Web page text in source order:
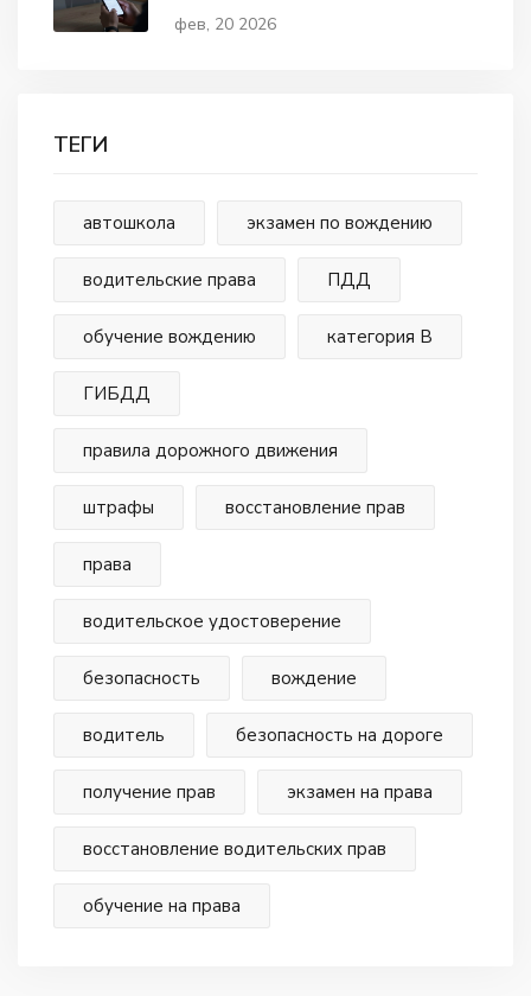
фев, 20 2026
ТЕГИ
автошкола экзамен по вождению
водительские права ПДД
обучение вождению категория В
ГИБДД
правила дорожного движения
штрафы восстановление прав
права
водительское удостоверение
безопасность вождение
водитель безопасность на дороге
получение прав экзамен на права
восстановление водительских прав
обучение на права